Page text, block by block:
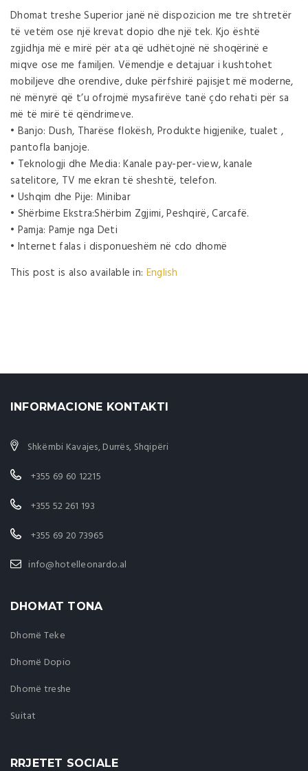
Dhomat treshe Superior janë në dispozicion me tre shtretër
të vetëm ose një krevat dopio dhe një tek. Kjo është
zgjidhja më e mirë për ata që udhëtojnë në shoqërinë e
miqve ose me familjen. Vëmendje e detajuar i kushtohet
mobiljeve dhe orendive, duke përfshirë pajisjet më moderne,
në mënyrë që t’u ofrojmë mysafirëve tanë çdo rehati për sa
më të mirë të qëndrimeve.
• Banjo: Dush, Tharëse flokësh, Produkte higjenike, tualet ,
pantofla banjoje.
• Teknologji dhe Media: Kanale pay-per-view, kanale
satelitore, TV me ekran të sheshtë, telefon.
• Ushqim dhe Pije: Minibar
• Shërbime Ekstra:Shërbim Zgjimi, Peshqirë, Carcafë.
• Pamja: Pamje nga Deti
• Internet falas i disponueshëm në cdo dhomë
This post is also available in: English
INFORMACIONE KONTAKTI
Shkëmbi Kavajes, Durrës, Shqipëri
+355 69 60 12215
+355 52 261 193
+355 69 20 73965
info@hotelleonardo.al
DHOMAT TONA
Dhomë Teke
Dhomë Dopio
Dhomë treshe
Suitat
RRJETET SOCIALE